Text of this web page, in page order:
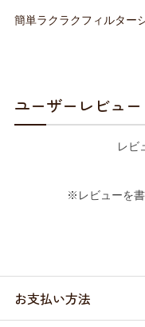
簡単ラクラクフィルター
ユーザーレビュー
レビ
※レビューを
お支払い方法